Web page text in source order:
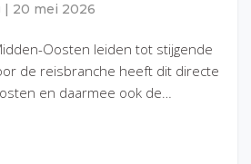
20 mei 2026
Oosten leiden tot stijgende
de reisbranche heeft dit directe
en daarmee ook de…